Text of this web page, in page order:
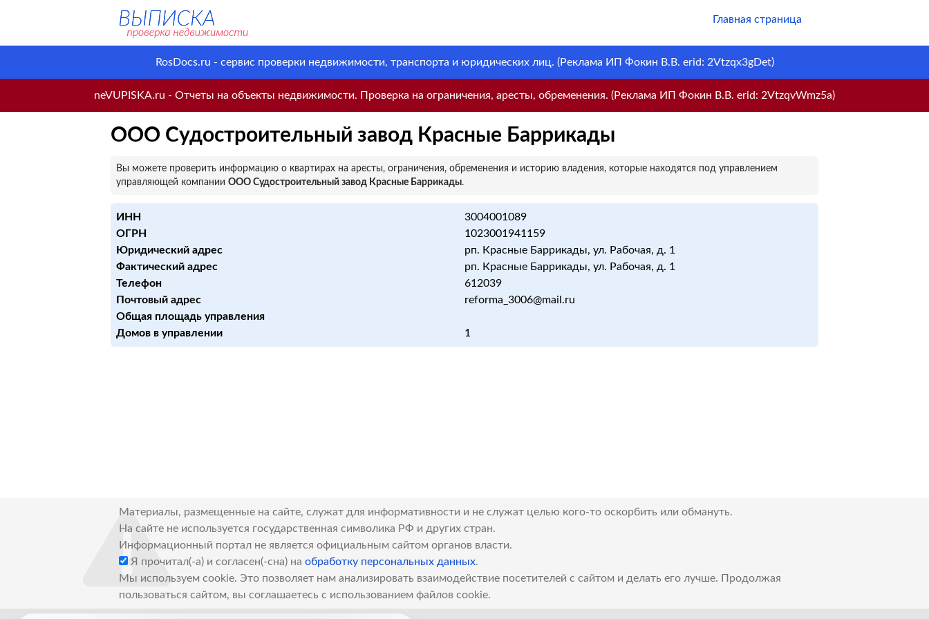
Главная страница
RosDocs.ru - сервис проверки недвижимости, транспорта и юридических лиц. (Реклама ИП Фокин В.В. erid: 2Vtzqx3gDet)
neVUPISKA.ru - Отчеты на объекты недвижимости. Проверка на ограничения, аресты, обременения. (Реклама ИП Фокин В.В. erid: 2VtzqvWmz5a)
ООО Судостроительный завод Красные Баррикады
Вы можете проверить информацию о квартирах на аресты, ограничения, обременения и историю владения, которые находятся под управлением
управляющей компании ООО Судостроительный завод Красные Баррикады.
ИНН
3004001089
ОГРН
1023001941159
Юридический адрес
рп. Красные Баррикады, ул. Рабочая, д. 1
Фактический адрес
рп. Красные Баррикады, ул. Рабочая, д. 1
Телефон
612039
Почтовый адрес
reforma_3006@mail.ru
Общая площадь управления
Домов в управлении
1
Материалы, размещенные на сайте, служат для информативности и не служат целью кого-то оскорбить или обмануть.
На сайте не используется государственная символика РФ и других стран.
Информационный портал не является официальным сайтом органов власти.
Я прочитал(-а) и согласен(-сна) на обработку персональных данных.
Мы используем cookie. Это позволяет нам анализировать взаимодействие посетителей с сайтом и делать его лучше. Продолжая
пользоваться сайтом, вы соглашаетесь с использованием файлов cookie.